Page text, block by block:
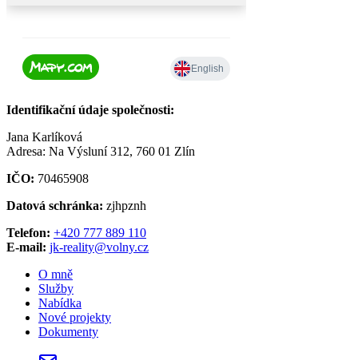
Identifikační údaje společnosti:
Jana Karlíková
Adresa: Na Výsluní 312, 760 01 Zlín
IČO: 70465908
Datová schránka: zjhpznh
Telefon: +420 777 889 110
E-mail: jk-reality@volny.cz
O mně
Služby
Nabídka
Nové projekty
Dokumenty